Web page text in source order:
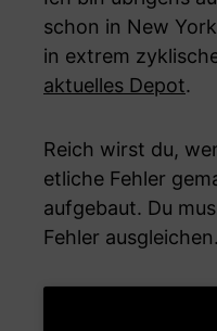
schon in New
in extrem
aktuelles Depot.
Reich wirst du,
etliche Fehler
aufgebaut. Du
Fehler ausgleichen.